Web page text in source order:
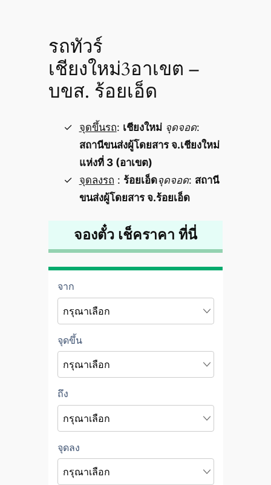
รถทัวร์
เชียงใหม่3อาเขต –
บขส. ร้อยเอ็ด
จุดขึ้นรถ: เชียงใหม่ จุดจอด:
สถานีขนส่งผู้โดยสาร จ.เชียงใหม่
แห่งที่ 3 (อาเขต)
จุดลงรถ : ร้อยเอ็ดจุดจอด: สถานี
ขนส่งผู้โดยสาร จ.ร้อยเอ็ด
จองตั๋ว เช็คราคา ที่นี่